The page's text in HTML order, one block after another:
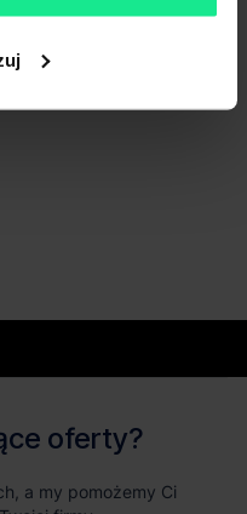
oferty?
a my pomożemy Ci